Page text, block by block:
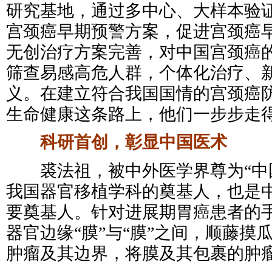
研究基地，通过多中心、大样本验
宫颈癌早期预警方案，促进宫颈癌
无创治疗方案完善，对中国宫颈癌
筛查易感高危人群，个体化治疗、
义。在建立符合我国国情的宫颈癌
生命健康这条路上，他们一步步走
科研首创，彰显中国医术
裘法祖，被中外医学界尊为“中
我国器官移植学科的奠基人，也是
要奠基人。针对进展期胃癌患者的
器官边缘“膜”与“膜”之间，顺藤摸
肿瘤及其边界，将膜及其包裹的肿